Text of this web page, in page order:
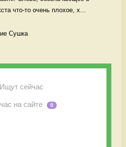
что-то очень плохое, х...
Сушка
Ищут сейчас
на сайте 0